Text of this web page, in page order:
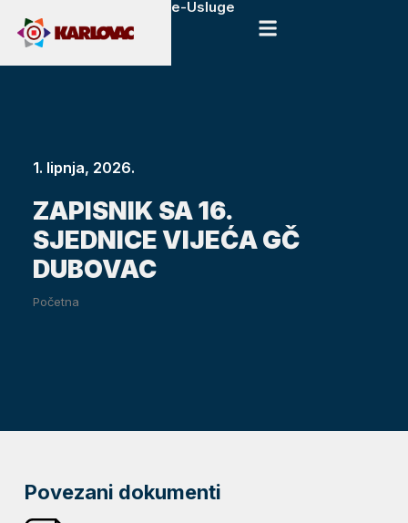
e-Usluge
1. lipnja, 2026.
ZAPISNIK SA 16.
SJEDNICE VIJEĆA GČ
DUBOVAC
Početna
Povezani dokumenti